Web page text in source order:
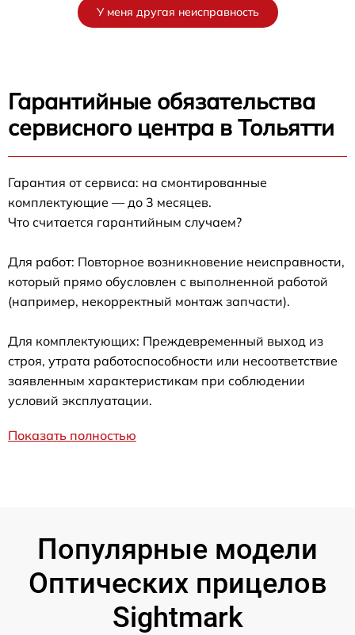
У меня другая неисправность
Гарантийные обязательства
сервисного центра в Тольятти
Гарантия от сервиса: на смонтированные
комплектующие — до 3 месяцев.
Что считается гарантийным случаем?
Для работ: Повторное возникновение неисправности,
который прямо обусловлен с выполненной работой
(например, некорректный монтаж запчасти).
Для комплектующих: Преждевременный выход из
строя, утрата работоспособности или несоответствие
заявленным характеристикам при соблюдении
условий эксплуатации.
Показать полностью
Популярные модели
Оптических прицелов
Sightmark